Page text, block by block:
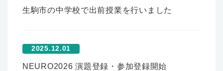
生駒市の中学校で出前授業を行いました
2025.12.01
NEURO2026 演題登録・参加登録開始